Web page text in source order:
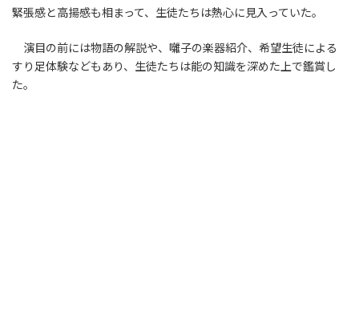
緊張感と高揚感も相まって、生徒たちは熱心に見入っていた。
演目の前には物語の解説や、囃子の楽器紹介、希望生徒による
すり足体験などもあり、生徒たちは能の知識を深めた上で鑑賞し
た。